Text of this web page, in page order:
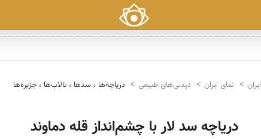
ایران نمای ایران دیدنی‌های طبیعی دریاچه‌ها ، سدها ، تالاب‌ها ، جزیره‌ها
دریاچه سد لار با چشم‌انداز قله دماوند